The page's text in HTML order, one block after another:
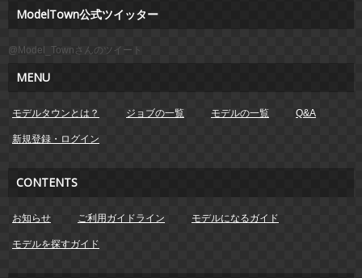
ModelTown公式ツイッター
@Model_Townさんのツイート
MENU
モデルタウンとは？ ジョブの一覧 モデルの一覧 Q&A
新規登録・ログイン
CONTENTS
お知らせ ご利用ガイドライン モデルになるガイド
モデルを探すガイド